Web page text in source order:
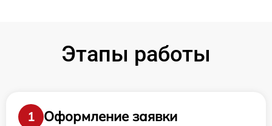
Этапы работы
1
Оформление заявки